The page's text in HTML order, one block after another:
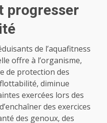
progresser
de l’aquafitness
offre à l’organisme,
de protection des
diminue
exercées lors des
des exercices
des genoux, des